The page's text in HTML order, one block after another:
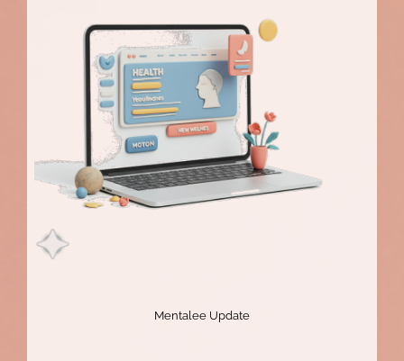
Mentalee Update